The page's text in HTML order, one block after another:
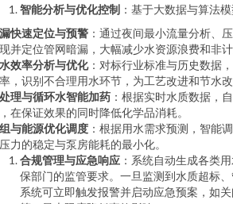
智能分析与优化控制 ：基于大数据与算法
快速定位与预警 ：通过夜间最小流量分析、
并定位管网暗漏，大幅减少水资源浪费和非计
效率分析与优化：对标行业标准与历史数据
，识别不合理用水环节，为工艺改进和节水改
理与循环水智能加药 ：根据实时水质数据，
在保证效果的同时降低化学品消耗。
与能源优化调度 ：根据用水需求预测，智能
力的稳定与泵房能耗的最小化。
合规管理与应急响应 ：系统自动生成各类
保部门的监管要求。一旦监测到水质超标
系统可立即触发报警并启动应急预案，如